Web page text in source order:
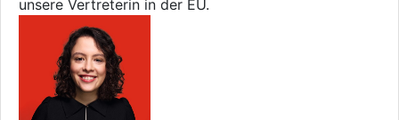
unsere Vertreterin in der EU.